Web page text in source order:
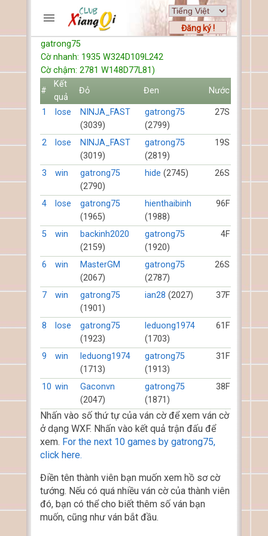
Đăng ký !
TRƯƠNG MỤC
Trang chủ
Đăng ký
Thành viên mới
Cách chơi
Hỏi đáp
Luật cờ tướng
Luật cờ úp
FORUMS
TIẾN LÊN
gatrong75
Cờ nhanh: 1935 W324D109L242
Cờ chậm: 2781 W148D77L81)
#
Kết
quả
Đỏ Đen Nước
1 lose
NINJA_FAST
(3039)
gatrong75
(2799)
27S
2 lose
NINJA_FAST
(3019)
gatrong75
(2819)
19S
3 win
gatrong75
(2790)
hide (2745) 26S
4 lose
gatrong75
(1965)
hienthaibinh
(1988)
96F
5 win
backinh2020
(2159)
gatrong75
(1920)
4F
6 win
MasterGM
(2067)
gatrong75
(2787)
26S
7 win
gatrong75
(1901)
ian28 (2027) 37F
8 lose
gatrong75
(1923)
leduong1974
(1703)
61F
9 win
leduong1974
(1713)
gatrong75
(1913)
31F
10 win
Gaconvn
(2047)
gatrong75
(1871)
38F
Nhấn vào số thứ tự của ván cờ để xem ván cờ
ở dạng WXF. Nhấn vào kết quả trận đấu để
xem. For the next 10 games by gatrong75,
click here.
Điền tên thành viên bạn muốn xem hồ sơ cờ
tướng. Nếu có quá nhiều ván cờ của thành viên
đó, bạn có thể cho biết thêm số ván bạn
muốn, cũng như ván bắt đầu.